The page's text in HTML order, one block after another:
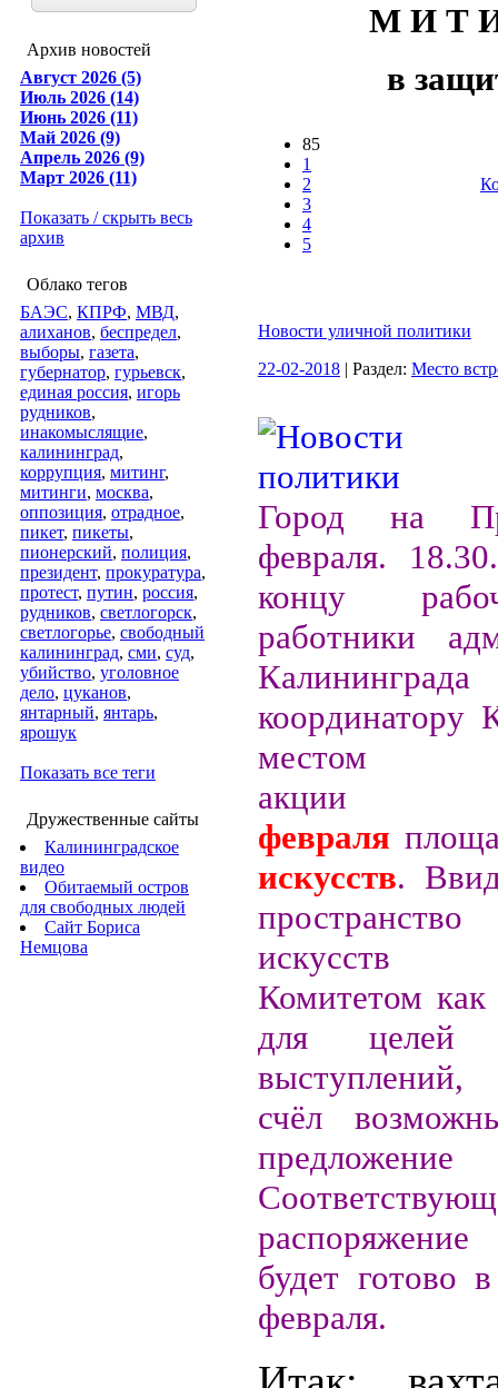
Архив новостей
Август 2026 (5)
Июль 2026 (14)
Июнь 2026 (11)
Май 2026 (9)
Апрель 2026 (9)
Март 2026 (11)
Показать / скрыть весь
архив
Облако тегов
БАЭС, КПРФ, МВД,
алиханов, беспредел,
выборы, газета,
губернатор, гурьевск,
единая россия, игорь
рудников,
инакомыслящие,
калининград,
коррупция, митинг,
митинги, москва,
оппозиция, отрадное,
пикет, пикеты,
пионерский, полиция,
президент, прокуратура,
протест, путин, россия,
рудников, светлогорск,
светлогорье, свободный
калининград, сми, суд,
убийство, уголовное
дело, цуканов,
янтарный, янтарь,
ярошук
Показать все теги
Дружественные сайты
Калининградское
видео
Обитаемый остров
для свободных людей
Сайт Бориса
Немцова
М И Т
в
85
1
2
3
4
5
Новости уличной политики
22-02-2018 | Раздел: Место
Город на
февраля.
концу
работники
Калининграда
координатору
местом
февраля
искусств.
искусств
Комитетом
для целей
счёл
будет готово
февраля.